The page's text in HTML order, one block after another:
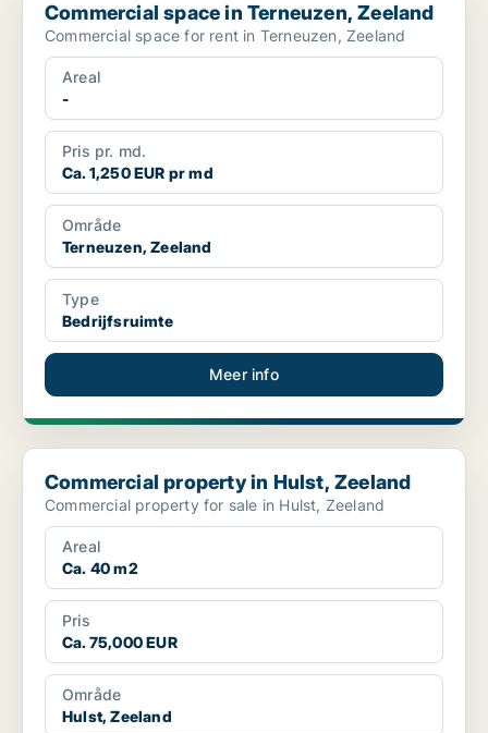
Commercial space in Terneuzen, Zeeland
Commercial space for rent in Terneuzen, Zeeland
Areal
-
Pris pr. md.
Ca. 1,250 EUR pr md
Område
Terneuzen, Zeeland
Type
Bedrijfsruimte
Meer info
Commercial property in Hulst, Zeeland
Commercial property in Hulst, Zeeland
Commercial property for sale in Hulst, Zeeland
Areal
Ca. 40 m2
Pris
Ca. 75,000 EUR
Område
Hulst, Zeeland